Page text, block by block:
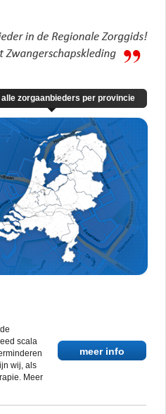
alle zorgaanbieders per provincie
scala
wij, als
Meer
meer info